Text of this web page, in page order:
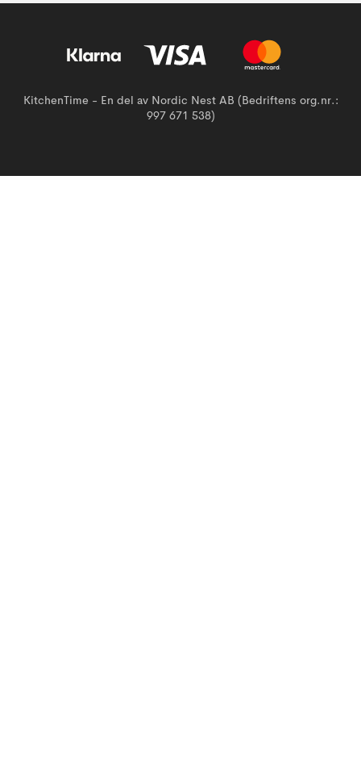
KitchenTime - En del av Nordic Nest AB (Bedriftens org.nr.:
997 671 538)